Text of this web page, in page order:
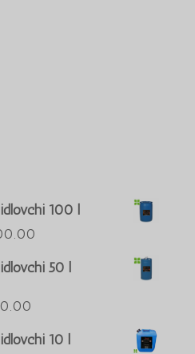
100 l
narx:
50 l
narx:
10 l
Bahasa Melayu
Português do Brasil